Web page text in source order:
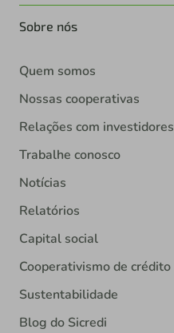
Sobre nós
Quem somos
Nossas cooperativas
Relações com investidores
Trabalhe conosco
Notícias
Relatórios
Capital social
Cooperativismo de crédito
Sustentabilidade
Blog do Sicredi